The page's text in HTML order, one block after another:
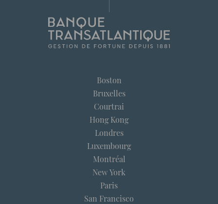
Boston
Bruxelles
Courtrai
Hong Kong
Londres
Luxembourg
Montréal
New York
Paris
San Francisco